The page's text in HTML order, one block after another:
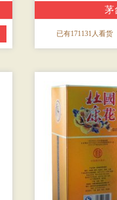
茅
已有171131人看货